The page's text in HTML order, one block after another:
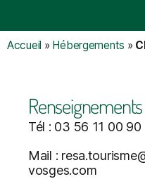
Accueil » Hébergements »
Renseignements
Tél : 03 56 11 00 90
Mail :
vosges.com